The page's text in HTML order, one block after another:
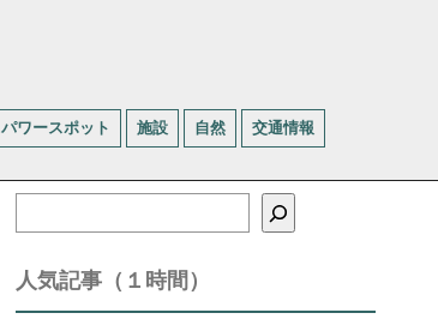
パワースポット 施設 自然 交通情報
索
人気記事（１時間）